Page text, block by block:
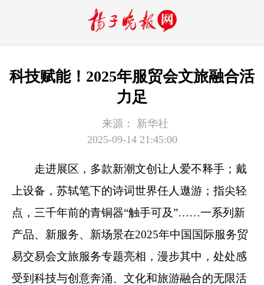
科技赋能！2025年服贸会文旅融合活
力足
来源：
新华社
2025-09-14 21:45:00
走进展区，多款新潮文创让人爱不释手；戴
上设备，苏轼笔下的诗词世界任人遨游；指尖轻
点，三千年前的青铜器“触手可及”……一系列新
产品、新服务、新场景在2025年中国国际服务贸
易交易会文旅服务专题亮相，漫步其中，处处感
受到科技与创意奔涌、文化和旅游融合的无限活